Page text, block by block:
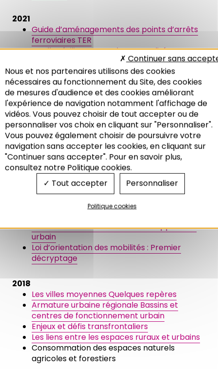
Recherche
2021
Guide d’aménagements des points d’arrêts
ferroviaires TER
Quelle résilience pour les centralités en
Plateforme régionale du foncier : vers un
langage commun ?
Panel d’indicateurs du SRADDET« État zéro »
2020
La nature dans nos villes et villages : Guide de
mise en œuvre dans les documents
d’urbanisme
Comment renouveler les zones d’activités
existantes ? Approches, clé d’organisation,
modes opératoires
Attractivités des territoires Liens
emplois/logements
foncière et les moteurs du développement
urbain
Loi d’orientation des mobilités : Premier
décryptage
2018
Les villes moyennes Quelques repères
Armature urbaine régionale Bassins et
centres de fonctionnement urbain
Enjeux et défis transfrontaliers
Les liens entre les espaces ruraux et urbains
Consommation des espaces naturels
agricoles et forestiers
Nous et nos partenaires utilisons des cookies
nécessaires au fonctionnement du Site, des cookies
de mesures d'audience et des cookies améliorant
l'expérience de navigation notamment l'affichage de
vidéos. Vous pouvez choisir de tout accepter ou de
personnaliser vos choix en cliquant sur "Personnaliser".
Vous pouvez également choisir de poursuivre votre
navigation sans accepter les cookies, en cliquant sur
"Continuer sans accepter". Pour en savoir plus,
consultez notre Politique cookies.
Tout accepter
Continuer sans
Personnaliser
Politique cookies